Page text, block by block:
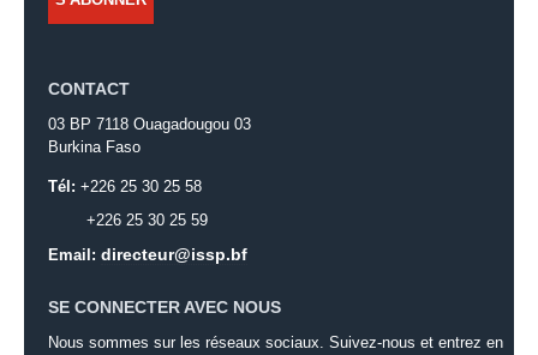
CONTACT
03 BP 7118 Ouagadougou 03
Burkina Faso
Tél: +226 25 30 25 58
+226 25 30 25 59
Email: directeur@issp.bf
SE CONNECTER AVEC NOUS
Nous sommes sur les réseaux sociaux. Suivez-nous et entrez en